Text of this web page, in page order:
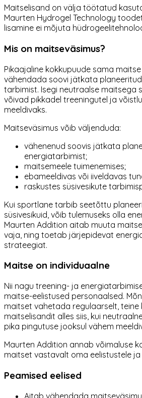
Maitselisand on välja töötatud
Maurten Hydrogel Technology
lisamine ei mõjuta
Mis on maitseväsimus?
Pikaajaline kokkupuude sama
vähendada soovi jätkata
tarbimist. Isegi neutraalse maitsega
võivad pikkadel treeningutel ja
meeldivaks.
Maitseväsimus võib väljenduda:
vähenenud soovis jätkata
energiatarbimist;
maitsemeele tuimenemises;
ebameeldivas või iiveldavas
raskustes süsivesikute
Kui sportlane tarbib seetõttu
süsivesikuid, võib tulemuseks olla
Maurten Addition aitab muuta
vaja, ning toetab järjepidevat
strateegiat.
Maitse on individuaalne
Nii nagu treening- ja
maitse-eelistused personaalsed.
maitset vahetada regulaarselt, teine
maitselisandit alles siis, kui
pika pingutuse jooksul vähem
Maurten Addition annab võimaluse
maitset vastavalt oma eelistustele ja
Peamised eelised
Aitab vähendada